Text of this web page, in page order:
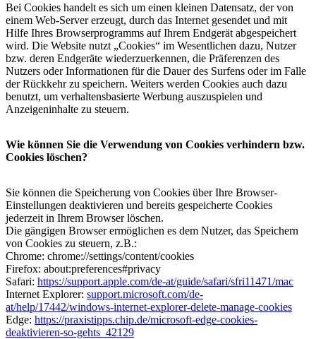
Bei Cookies handelt es sich um einen kleinen Datensatz, der von
einem Web-Server erzeugt, durch das Internet gesendet und mit
Hilfe Ihres Browserprogramms auf Ihrem Endgerät abgespeichert
wird. Die Website nutzt „Cookies“ im Wesentlichen dazu, Nutzer
bzw. deren Endgeräte wiederzuerkennen, die Präferenzen des
Nutzers oder Informationen für die Dauer des Surfens oder im Falle
der Rückkehr zu speichern. Weiters werden Cookies auch dazu
benutzt, um verhaltensbasierte Werbung auszuspielen und
Anzeigeninhalte zu steuern.
Wie können Sie die Verwendung von Cookies verhindern bzw.
Cookies löschen?
Sie können die Speicherung von Cookies über Ihre Browser-
Einstellungen deaktivieren und bereits gespeicherte Cookies
jederzeit in Ihrem Browser löschen.
Die gängigen Browser ermöglichen es dem Nutzer, das Speichern
von Cookies zu steuern, z.B.:
Chrome: chrome://settings/content/cookies
Firefox: about:preferences#privacy
Safari: https://support.apple.com/de-at/guide/safari/sfri11471/mac
Internet Explorer: support.microsoft.com/de-
at/help/17442/windows-internet-explorer-delete-manage-cookies
Edge: https://praxistipps.chip.de/microsoft-edge-cookies-
deaktivieren-so-gehts_42129